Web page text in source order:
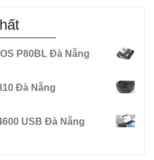
P80BL Đà Nẵng
Đà Nẵng
USB Đà Nẵng